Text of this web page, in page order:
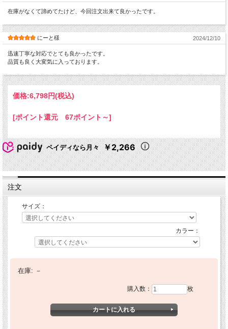
在庫がなくて諦めてたけど、今回注文出来て良かったです。
にーと様 2024/12/10
迅速丁寧な対応でとても良かったです。
品質も良く大変気に入っております。
価格:6,798円(税込)
[ポイント還元 67ポイント～]
ペイディなら月々 ￥2,266
注文
サイズ：
カラー：
在庫: －
購入数： 枚